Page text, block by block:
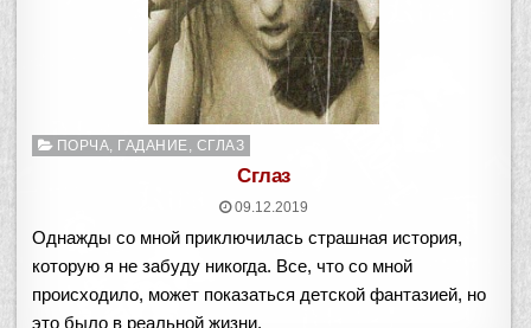
Опубликовано
ПОРЧА, ГАДАНИЕ, СГЛАЗ
Сглаз
09.12.2019
Однажды со мной приключилась страшная история,
которую я не забуду никогда. Все, что со мной
происходило, может показаться детской фантазией, но
это было в реальной жизни.